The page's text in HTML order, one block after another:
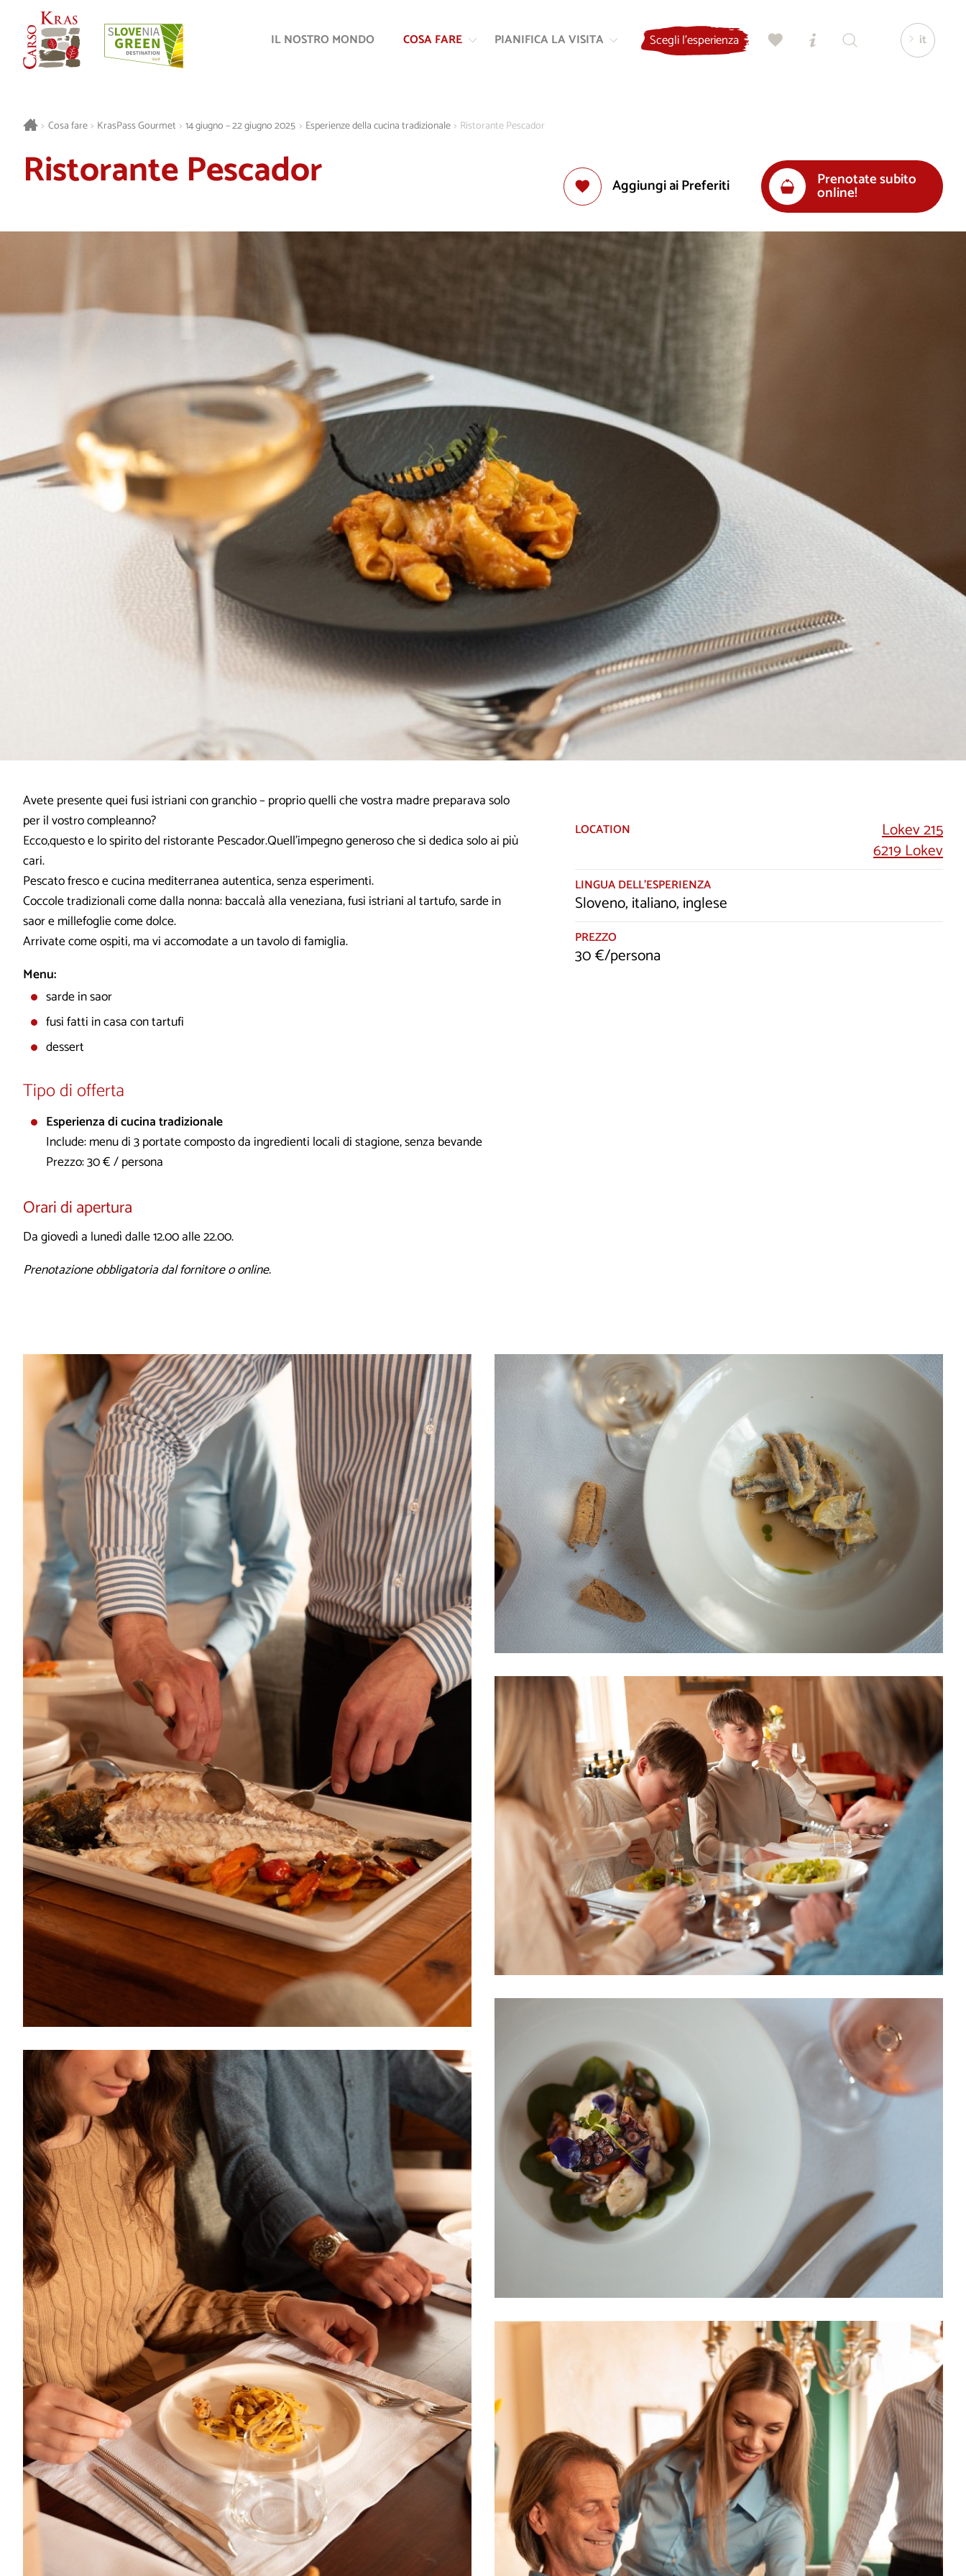
alla
IL NOSTRO MONDO COSA FARE PIANIFICA LA VISITA Scegli l'esperienza it
> Cosa fare > KrasPass Gourmet > 14 giugno – 22 giugno 2025 > Esperienze della cucina tradizionale > Ristorante Pescador
Ristorante Pescador Aggiungi ai Preferiti Prenotate subito
online!
Avete presente quei fusi istriani con granchio – proprio quelli che vostra madre preparava solo
per il vostro compleanno?
Ecco,questo e lo spirito del ristorante Pescador.Quell’impegno generoso che si dedica solo ai più
cari.
Pescato fresco e cucina mediterranea autentica, senza esperimenti.
Coccole tradizionali come dalla nonna: baccalà alla veneziana, fusi istriani al tartufo, sarde in
saor e millefoglie come dolce.
Arrivate come ospiti, ma vi accomodate a un tavolo di famiglia.
Menu:
sarde in saor
fusi fatti in casa con tartufi
dessert
Tipo di offerta
Esperienza di cucina tradizionale
Include: menu di 3 portate composto da ingredienti locali di stagione, senza bevande
Prezzo: 30 € / persona
Orari di apertura
Da giovedì a lunedì dalle 12.00 alle 22.00.
Prenotazione obbligatoria dal fornitore o online.
LOCATION
Lokev 215
6219 Lokev
LINGUA DELL’ESPERIENZA
Sloveno, italiano, inglese
PREZZO
30 €/persona